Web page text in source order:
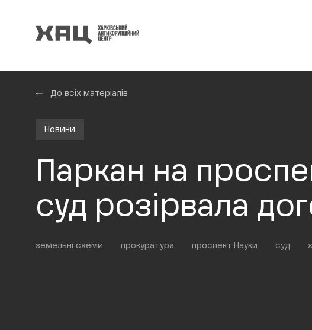
До всіх матеріалів
Новини
Паркан на
суд розірвала
земельні схеми прокуратура проспект Науки суд